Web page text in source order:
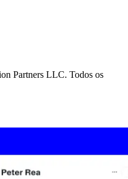
Partners LLC. Todos os